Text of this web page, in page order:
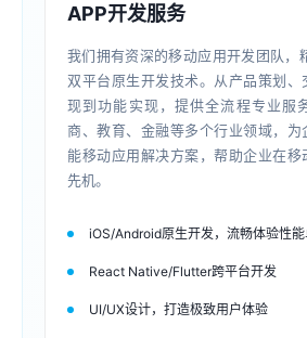
APP开发服务
我们拥有资深的移动应用开发团队，
双平台原生开发技术。从产品策划、
现到功能实现，提供全流程专业服
商、教育、金融等多个行业领域，为
能移动应用解决方案，帮助企业在移
先机。
iOS/Android原生开发，流畅体验性
React Native/Flutter跨平台开发
UI/UX设计，打造极致用户体验